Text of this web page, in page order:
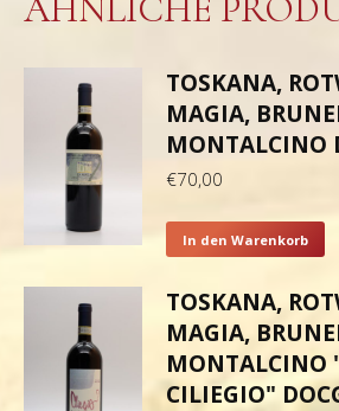
TOSKANA,
MAGIA,
MONTALCINO
€70,00
In den Warenkorb
TOSKANA,
MAGIA,
MONTALCINO
CILIEGIO"